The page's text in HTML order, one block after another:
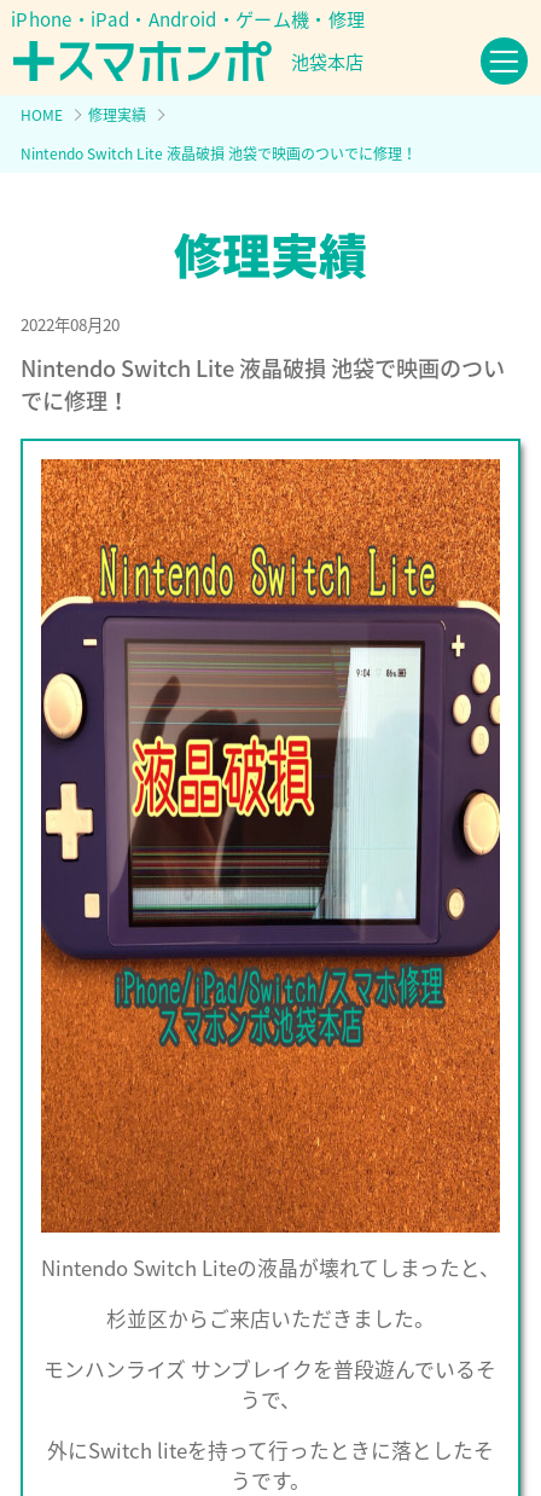
iPhone・iPad・Android・ゲーム機・修理
池袋本店
HOME
修理実績
Nintendo Switch Lite 液晶破損 池袋で映画のついでに修理！
2022年08月20
Nintendo Switch Lite 液晶破損 池袋で映画のつい
でに修理！
Nintendo Switch Liteの液晶が壊れてしまったと、
杉並区からご来店いただきました。
モンハンライズ サンブレイクを普段遊んでいるそ
うで、
外にSwitch liteを持って行ったときに落としたそ
うです。